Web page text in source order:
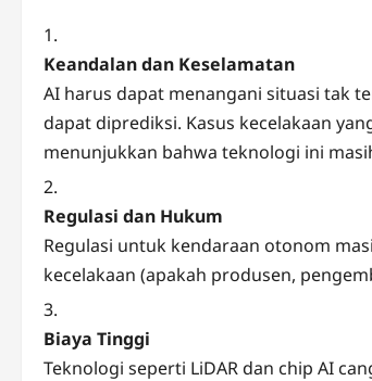
Keandalan dan Keselamatan
AI harus dapat menangani situasi tak
dapat diprediksi. Kasus kecelakaan
menunjukkan bahwa teknologi ini
Regulasi dan Hukum
Regulasi untuk kendaraan otonom
kecelakaan (apakah produsen,
Biaya Tinggi
Teknologi seperti LiDAR dan chip AI